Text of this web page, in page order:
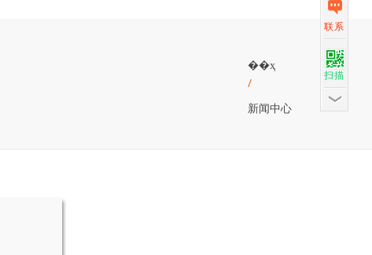
��ҳ
/
新闻中心
联系
扫描